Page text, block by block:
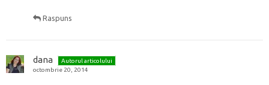
Raspuns
dana
Autorul articolului
octombrie 20, 2014